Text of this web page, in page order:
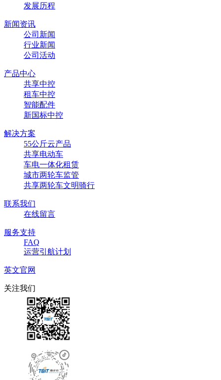
发展历程
新闻资讯
公司新闻
行业新闻
公司活动
产品中心
共享中控
租车中控
智能配件
新国标中控
解决方案
55公斤云产品
共享电动车
车电一体化租赁
城市两轮车监管
共享两轮车文明骑行
联系我们
在线留言
服务支持
FAQ
运营引航计划
英文官网
关注我们